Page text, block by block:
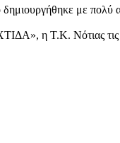
με πολύ
η Τ.Κ. Νότιας τις